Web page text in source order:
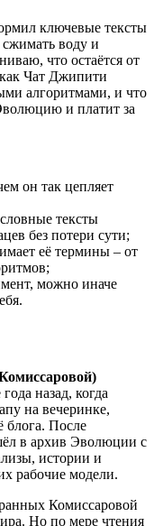
ключевые тексты
воду и
что остаётся от
Чат Джипити
алгоритмами, и что
и платит за
он так цепляет
тексты
без потери сути;
её термины – от
можно иначе
назад, когда
на вечеринке,
блога. После
в архив Эволюции с
истории и
рабочие модели.
Комиссаровой
Но по мере чтения